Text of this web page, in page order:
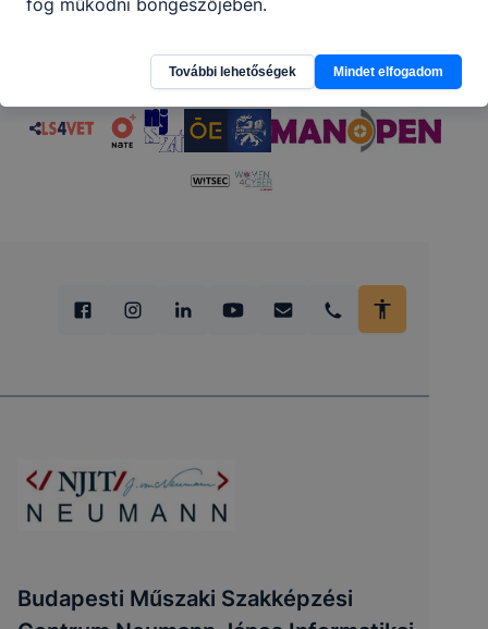
Budapesti Műszaki Szakképzési
fog működni böngészőjében.
További lehetőségek Mindet elfogadom